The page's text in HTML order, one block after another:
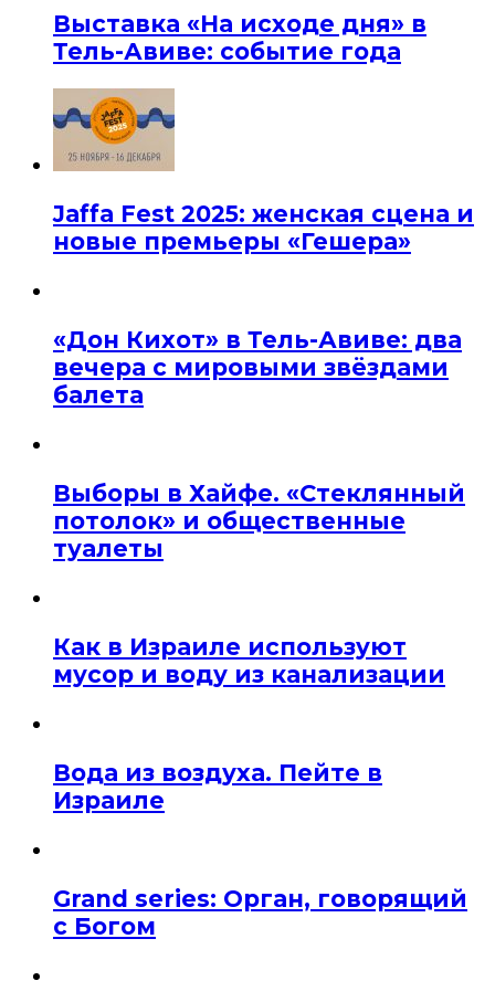
Выставка «На исходе дня» в
Тель-Авиве: событие года
Jaffa Fest 2025: женская сцена и
новые премьеры «Гешера»
«Дон Кихот» в Тель-Авиве: два
вечера с мировыми звёздами
балета
Выборы в Хайфе. «Стеклянный
потолок» и общественные
туалеты
Как в Израиле используют
мусор и воду из канализации
Вода из воздуха. Пейте в
Израиле
Grand series: Орган, говорящий
с Богом